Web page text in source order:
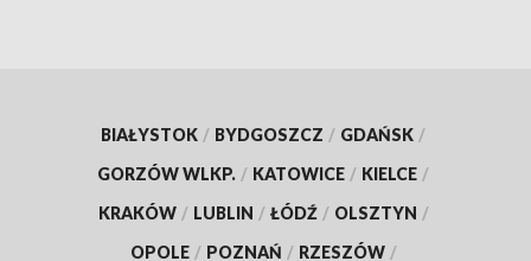
BIAŁYSTOK / BYDGOSZCZ / GDAŃSK /
GORZÓW WLKP. / KATOWICE / KIELCE /
KRAKÓW / LUBLIN / ŁÓDŹ / OLSZTYN /
OPOLE / POZNAŃ / RZESZÓW /